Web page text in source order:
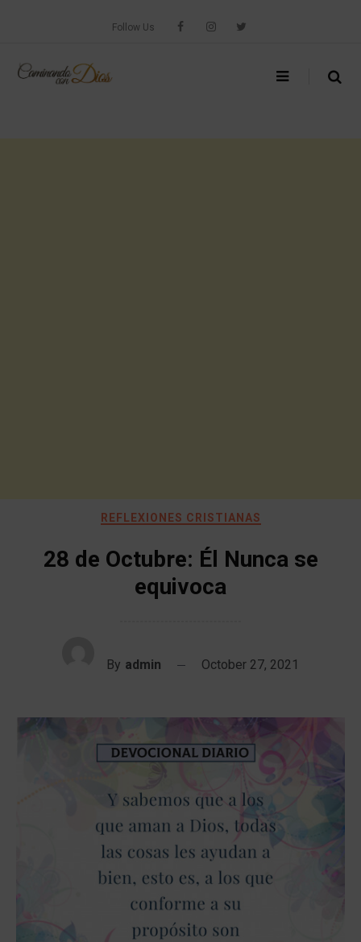
Follow Us
REFLEXIONES CRISTIANAS
28 de Octubre: Él Nunca se
equivoca
By admin October 27, 2021